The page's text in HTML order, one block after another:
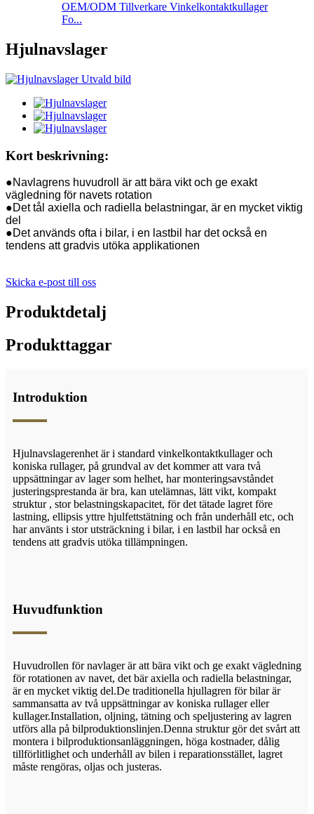
OEM/ODM Tillverkare Vinkelkontaktkullager
Fo...
Hjulnavslager
Kort beskrivning:
●Navlagrens huvudroll är att bära vikt och ge exakt
vägledning för navets rotation
●Det tål axiella och radiella belastningar, är en mycket viktig
del
●Det används ofta i bilar, i en lastbil har det också en
tendens att gradvis utöka applikationen
Skicka e-post till oss
Produktdetalj
Produkttaggar
Introduktion
Hjulnavslagerenhet är i standard vinkelkontaktkullager och
koniska rullager, på grundval av det kommer att vara två
uppsättningar av lager som helhet, har monteringsavståndet
justeringsprestanda är bra, kan utelämnas, lätt vikt, kompakt
struktur , stor belastningskapacitet, för det tätade lagret före
lastning, ellipsis yttre hjulfettstätning och från underhåll etc, och
har använts i stor utsträckning i bilar, i en lastbil har också en
tendens att gradvis utöka tillämpningen.
Huvudfunktion
Huvudrollen för navlager är att bära vikt och ge exakt vägledning
för rotationen av navet, det bär axiella och radiella belastningar,
är en mycket viktig del.De traditionella hjullagren för bilar är
sammansatta av två uppsättningar av koniska rullager eller
kullager.Installation, oljning, tätning och speljustering av lagren
utförs alla på bilproduktionslinjen.Denna struktur gör det svårt att
montera i bilproduktionsanläggningen, höga kostnader, dålig
tillförlitlighet och underhåll av bilen i reparationsstället, lagret
måste rengöras, oljas och justeras.